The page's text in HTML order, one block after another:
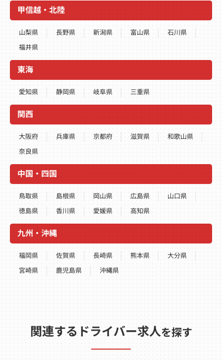
甲信越・北陸
山梨県 長野県 新潟県 富山県
石川県
福井県
東海
愛知県 静岡県 岐阜県 三重県
関西
大阪府 兵庫県 京都府 滋賀県
和歌山県
奈良県
中国・四国
鳥取県 島根県 岡山県 広島県
山口県
徳島県
香川県 愛媛県 高知県
九州・沖縄
福岡県 佐賀県 長崎県 熊本県
大分県
宮崎県
鹿児島県 沖縄県
関連するドライバー求人を探す